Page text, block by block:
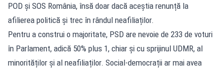
POD și SOS România, însă doar dacă aceștia renunță la
afilierea politică și trec în rândul neafiliaților.
Pentru a construi o majoritate, PSD are nevoie de 233 de voturi
în Parlament, adică 50% plus 1, chiar și cu sprijinul UDMR, al
minorităților și al neafiliaților. Social-democrații ar mai avea